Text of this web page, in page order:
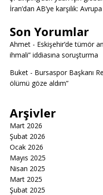
İran’dan AB’ye karşılık:
Son Yorumlar
Ahmet - Eskişehir’de tümör
ihmali” iddiasına soruşturma
Buket - Bursaspor Başkanı
ölümü göze aldım”
Arşivler
Mart 2026
Şubat 2026
Ocak 2026
Mayıs 2025
Nisan 2025
Mart 2025
Şubat 2025